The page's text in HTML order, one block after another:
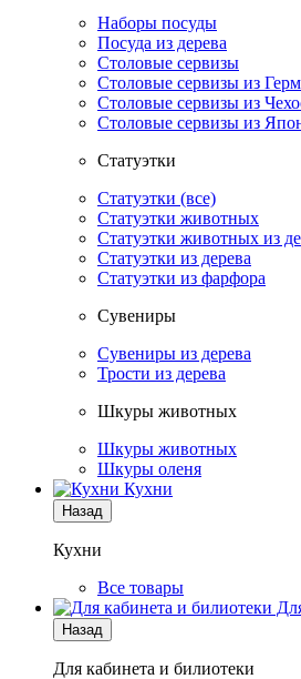
Наборы посуды
Посуда из дерева
Столовые сервизы
Столовые сервизы из
Столовые сервизы из
Столовые сервизы из
Статуэтки
Статуэтки (все)
Статуэтки животных
Статуэтки животных из
Статуэтки из дерева
Статуэтки из фарфора
Сувениры
Сувениры из дерева
Трости из дерева
Шкуры животных
Шкуры животных
Шкуры оленя
Кухни
Назад
Кухни
Все товары
Назад
Для кабинета и билиотеки